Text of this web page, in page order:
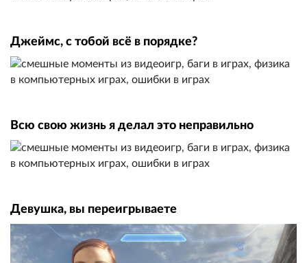
Джеймс, с тобой всё в порядке?
Всю свою жизнь я делал это неправильно
Девушка, вы переигрываете